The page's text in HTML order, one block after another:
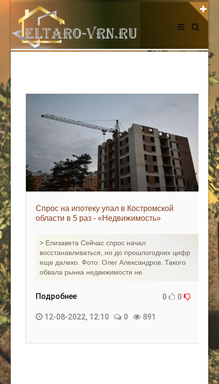
АВТОРИЗАЦИЯ НА САЙТЕ
НОВОСТИ СЕГОДНЯ
Edgarpo26@gmail.com
axin.ed@yandex.ru
yrikf40@gmail.com
Eltaro-Vrn.ru
Спрос на ипотеку упал в Костромской
области в 5 раз - «Недвижимость»
> Елизавета Сейчас спрос начал
восстанавливаться, но до прошлогодних цифр
еще далеко. Фото: Олег Александров. Такого
обвала рынка недвижимости не
Подробнее 0 0
12-08-2022, 12:10 0 891